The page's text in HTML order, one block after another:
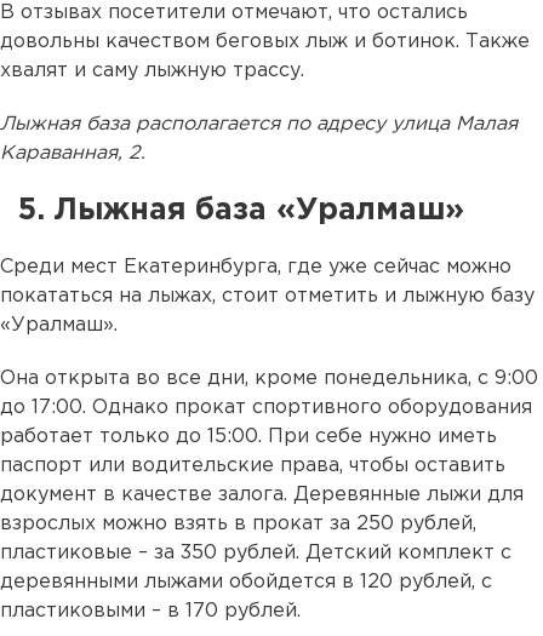
В отзывах посетители отмечают, что остались
довольны качеством беговых лыж и ботинок. Также
хвалят и саму лыжную трассу.
Лыжная база располагается по адресу улица Малая
Караванная, 2.
5. Лыжная база «Уралмаш»
Среди мест Екатеринбурга, где уже сейчас можно
покататься на лыжах, стоит отметить и лыжную базу
«Уралмаш».
Она открыта во все дни, кроме понедельника, с 9:00
до 17:00. Однако прокат спортивного оборудования
работает только до 15:00. При себе нужно иметь
паспорт или водительские права, чтобы оставить
документ в качестве залога. Деревянные лыжи для
взрослых можно взять в прокат за 250 рублей,
пластиковые – за 350 рублей. Детский комплект с
деревянными лыжами обойдется в 120 рублей, с
пластиковыми – в 170 рублей.